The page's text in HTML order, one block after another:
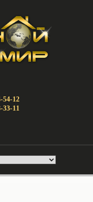
54-12
33-11